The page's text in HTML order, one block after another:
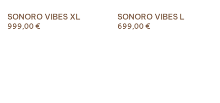
SONORO VIBES XL
999,00 €
SONORO VIBES L
699,00 €